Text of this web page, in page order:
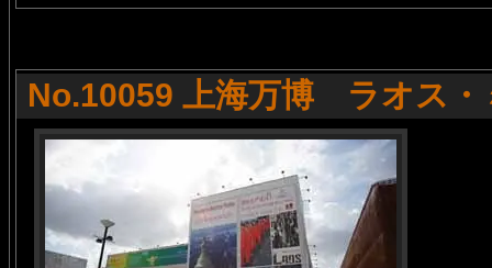
No.10059 上海万博 ラオス・